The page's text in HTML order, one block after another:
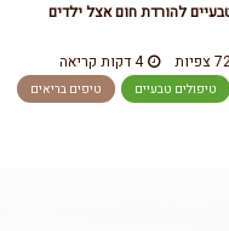
4 דקות קריאה
טיפולים טבעיים טיפים בריאים